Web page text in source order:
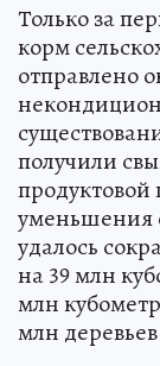
Только за
корм
отправлено
получили
продуктовой
уменьшения
удалось
на 39 млн
млн
млн